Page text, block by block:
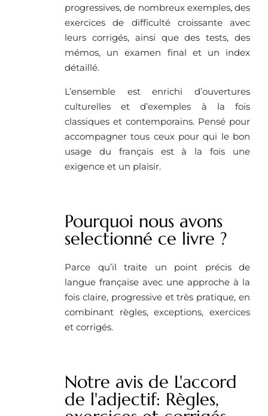
progressives, de nombreux exemples, des
exercices de difficulté croissante avec
leurs corrigés, ainsi que des tests, des
mémos, un examen final et un index
détaillé.
L’ensemble est enrichi d’ouvertures
culturelles et d’exemples à la fois
classiques et contemporains. Pensé pour
accompagner tous ceux pour qui le bon
usage du français est à la fois une
exigence et un plaisir.
Pourquoi nous avons
selectionné ce livre ? ​
Parce qu’il traite un point précis de
langue française avec une approche à la
fois claire, progressive et très pratique, en
combinant règles, exceptions, exercices
et corrigés.
Notre avis de L'accord
de l'adjectif: Règles,